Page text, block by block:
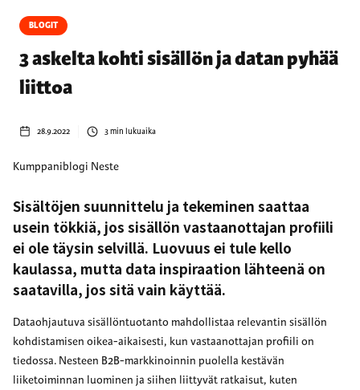
BLOGIT
3 askelta kohti sisällön ja datan pyhää
liittoa
28.9.2022 3min lukuaika
Kumppaniblogi Neste
Sisältöjen suunnittelu ja tekeminen saattaa
usein tökkiä, jos sisällön vastaanottajan profiili
ei ole täysin selvillä. Luovuus ei tule kello
kaulassa, mutta data inspiraation lähteenä on
saatavilla, jos sitä vain käyttää.
Dataohjautuva sisällöntuotanto mahdollistaa relevantin sisällön
kohdistamisen oikea-aikaisesti, kun vastaanottajan profiili on
tiedossa. Nesteen B2B-markkinoinnin puolella kestävän
liiketoiminnan luominen ja siihen liittyvät ratkaisut, kuten